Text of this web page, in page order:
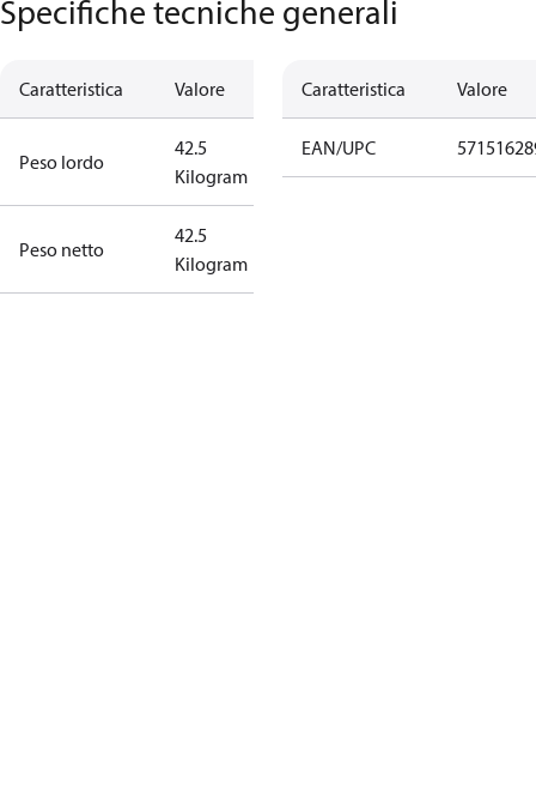
Specifiche tecniche generali
Caratteristica Valore
Peso lordo
42.5
Kilogram
Peso netto
42.5
Kilogram
Caratteristica Valore
EAN/UPC